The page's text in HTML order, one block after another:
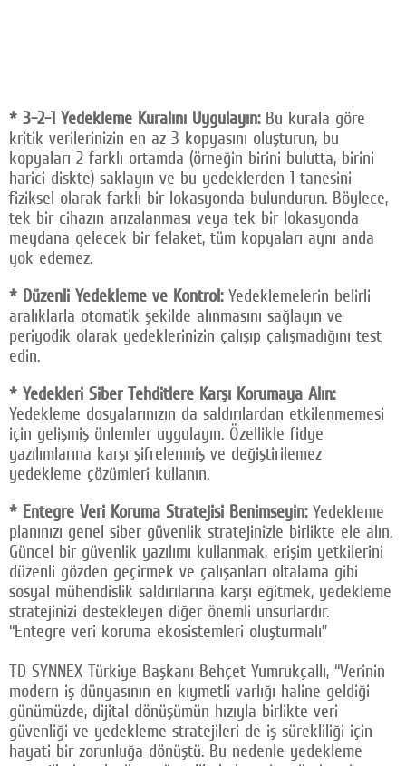
* 3-2-1 Yedekleme Kuralını Uygulayın:Bu kurala göre
kritik verilerinizin en az 3 kopyasını oluşturun, bu
kopyaları 2 farklı ortamda (örneğin birini bulutta, birini
harici diskte) saklayın ve bu yedeklerden 1 tanesini
fiziksel olarak farklı bir lokasyonda bulundurun. Böylece,
tek bir cihazın arızalanması veya tek bir lokasyonda
meydana gelecek bir felaket, tüm kopyaları aynı anda
yok edemez.
* Düzenli Yedekleme ve Kontrol:Yedeklemelerin belirli
aralıklarla otomatik şekilde alınmasını sağlayın ve
periyodik olarak yedeklerinizin çalışıp çalışmadığını test
edin.
* Yedekleri Siber Tehditlere Karşı Korumaya Alın:
Yedekleme dosyalarınızın da saldırılardan etkilenmemesi
için gelişmiş önlemler uygulayın. Özellikle fidye
yazılımlarına karşı şifrelenmiş ve değiştirilemez
yedekleme çözümleri kullanın.
* Entegre Veri Koruma Stratejisi Benimseyin:Yedekleme
planınızı genel siber güvenlik stratejinizle birlikte ele alın.
Güncel bir güvenlik yazılımı kullanmak, erişim yetkilerini
düzenli gözden geçirmek ve çalışanları oltalama gibi
sosyal mühendislik saldırılarına karşı eğitmek, yedekleme
stratejinizi destekleyen diğer önemli unsurlardır.
“Entegre veri koruma ekosistemleri oluşturmalı”
TD SYNNEX Türkiye Başkanı Behçet Yumrukçallı, “Verinin
modern iş dünyasının en kıymetli varlığı haline geldiği
günümüzde, dijital dönüşümün hızıyla birlikte veri
güvenliği ve yedekleme stratejileri de iş sürekliliği için
hayati bir zorunluğa dönüştü. Bu nedenle yedekleme